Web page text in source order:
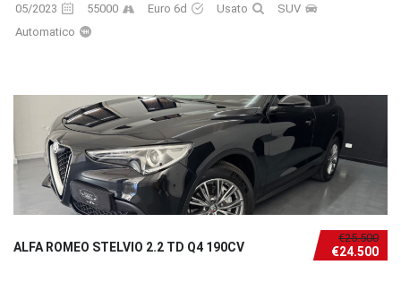
05/2023 55000 Euro 6d Usato
SUV
Automatico
€25.500
€24.500
ALFA ROMEO STELVIO 2.2 TD Q4 190CV